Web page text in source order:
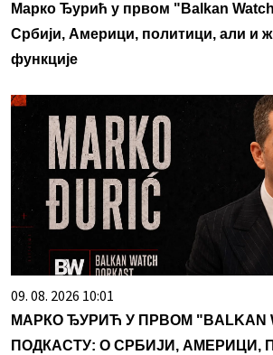
Марко Ђурић у првом "Balkan
Србији, Америци, политици, али и
функције
09. 08. 2026 10:01
МАРКО ЂУРИЋ У ПРВОМ "BALKAN
ПОДКАСТУ: О СРБИЈИ, АМЕРИЦИ,